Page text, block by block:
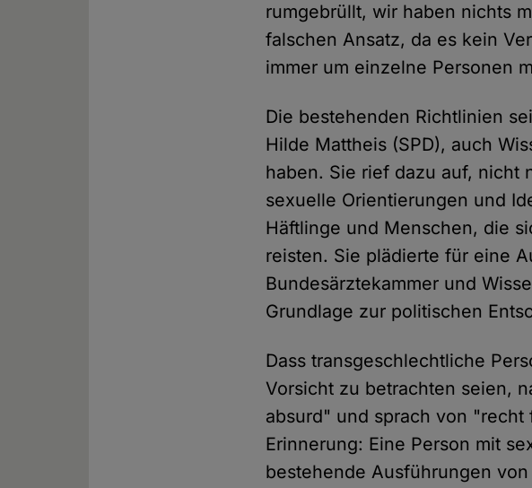
rumgebrüllt, wir haben nichts
falschen Ansatz, da es kein
immer um einzelne Personen
Die bestehenden Richtlinien
Hilde Mattheis (SPD), auch
haben. Sie rief dazu auf, nicht
sexuelle Orientierungen und
Häftlinge und Menschen, die
reisten. Sie plädierte für eine
Bundesärztekammer und
Grundlage zur politischen
Dass transgeschlechtliche
Vorsicht zu betrachten seien,
absurd" und sprach von
Erinnerung: Eine Person mit
bestehende Ausführungen